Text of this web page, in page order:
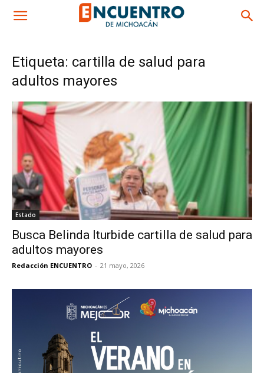
Etiqueta: cartilla de salud para
adultos mayores
Estado
Busca Belinda Iturbide cartilla de salud para
adultos mayores
Redacción ENCUENTRO - 21 mayo, 2026